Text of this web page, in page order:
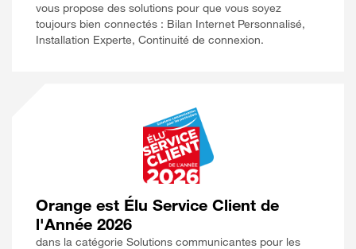
vous propose des solutions pour que vous soyez
toujours bien connectés : Bilan Internet Personnalisé,
Installation Experte, Continuité de connexion.
Orange est Élu Service Client de
l'Année 2026
dans la catégorie Solutions communicantes pour les